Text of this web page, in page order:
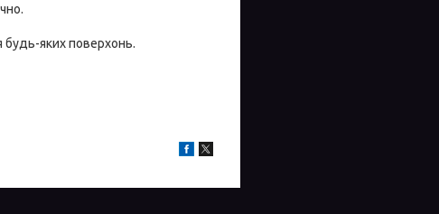
яких поверхонь.